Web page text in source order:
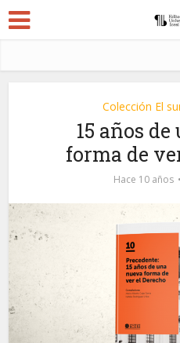
Colección El
15 años
forma de
Hace 10 años